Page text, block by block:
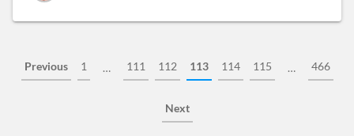
Previous 1 … 111 112 113 114 115 … 466
Next